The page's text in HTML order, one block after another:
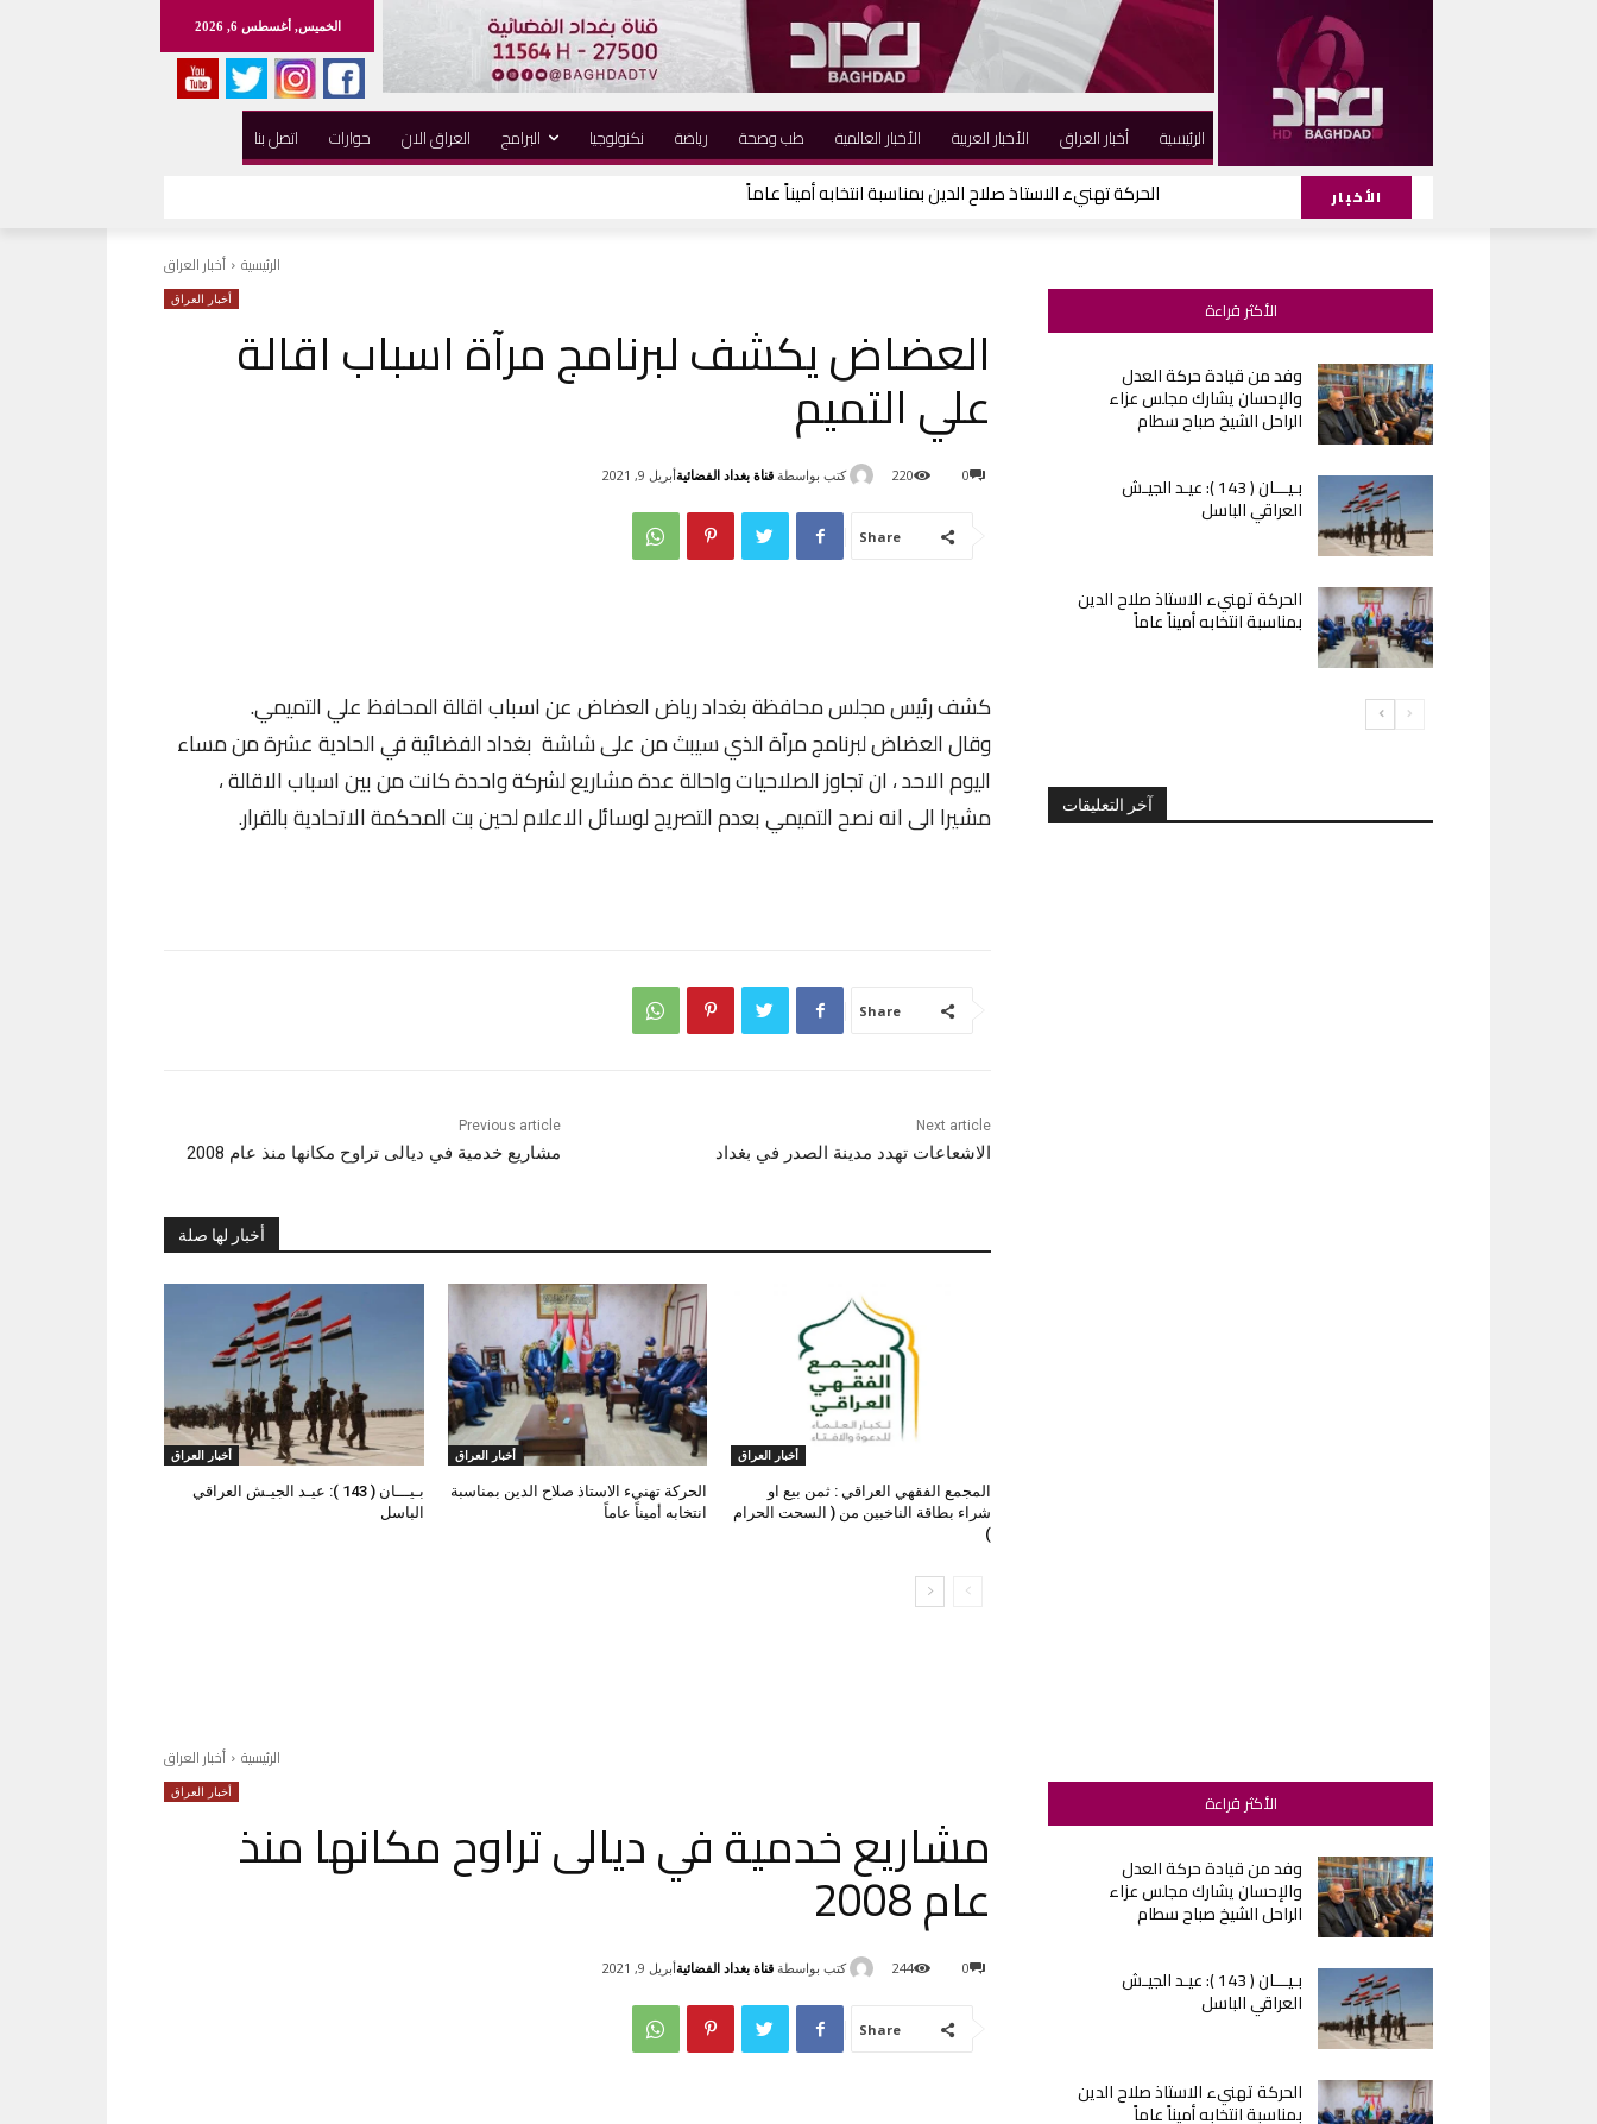
الخميس, أغسطس 6, 2026
اتصل بنا حوارات العراق الان البرامج نكنولوجيا رياضة طب وصحة الأخبار العالمية الأخبار العربية أخبار العراق الرئيسية
الأخبار الحركة تهنيء الاستاذ صلاح الدين بمناسبة انتخابه أميناً عاماً
الرئيسية أخبار العراق
أخبار العراق
العضاض يكشف لبرنامج مرآة اسباب اقالة
علي التميم
كتب بواسطة قناة بغداد الفضائيةأبريل 9, 2021 0
220
Share
كشف رئيس مجلس محافظة بغداد رياض العضاض عن اسباب اقالة المحافظ علي التميمي.
وقال العضاض لبرنامج مرآة الذي سيبث من على شاشة بغداد الفضائية في الحادية عشرة من مساء
اليوم الاحد ، ان تجاوز الصلاحيات واحالة عدة مشاريع لشركة واحدة كانت من بين اسباب الاقالة ،
مشيرا الى انه نصح التميمي بعدم التصريح لوسائل الاعلام لحين بت المحكمة الاتحادية بالقرار.
Share
Previous article
مشاريع خدمية في ديالى تراوح مكانها منذ عام 2008
Next article
الاشعاعات تهدد مدينة الصدر في بغداد
أخبار لها صلة
أخبار العراق
بـيـــان ( 143 ): عيـد الجيـش العراقي
الباسل
أخبار العراق
الحركة تهنيء الاستاذ صلاح الدين بمناسبة
انتخابه أميناً عاماً
أخبار العراق
المجمع الفقهي العراقي : ثمن بيع او
شراء بطاقة الناخبين من ( السحت الحرام
)
الأكثر قراءة
وفد من قيادة حركة العدل
والإحسان يشارك مجلس عزاء
الراحل الشيخ صباح سطام
بـيـــان ( 143 ): عيـد الجيـش
العراقي الباسل
الحركة تهنيء الاستاذ صلاح الدين
بمناسبة انتخابه أميناً عاماً
آخر التعليقات